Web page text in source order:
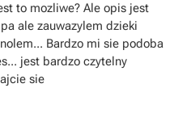
to mozliwe? Ale opis jest
ale zauwazylem dzieki
Bardzo mi sie podoba
jest bardzo czytelny
sie